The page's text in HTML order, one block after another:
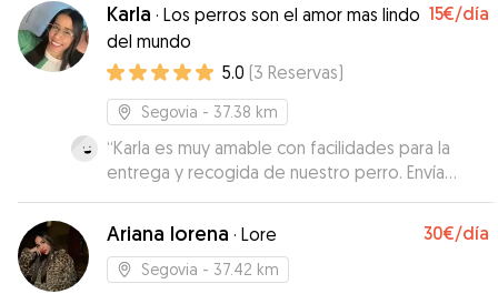
Karla · Los perros son el amor mas lindo
del mundo
15€/día
5.0 (3 Reservas)
Segovia - 37.38 km
“Karla es muy amable con facilidades para la
entrega y recogida de nuestro perro. Envía
fotos y en ellas el perro estaba muy relajado
con la sensación de estar muy a gusto. Yo la
tendré en cuenta si tengo que dejar a mi perro
en otra ocasión.”
Ariana lorena · Lore 30€/día
Segovia - 37.42 km